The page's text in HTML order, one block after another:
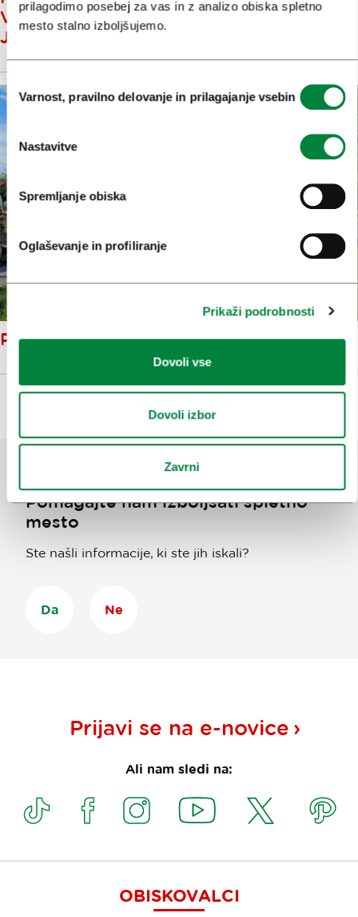
prilagodimo posebej za vas in z analizo obiska spletno
mesto stalno izboljšujemo.
soglasja
Varnost, pravilno delovanje in prilagajanje vsebin
Nastavitve
Spremljanje obiska
Oglaševanje in profiliranje
Prikaži podrobnosti
Dovoli vse
Dovoli izbor
Zavrni
VRATA ODPIRA V SREDO, 20.
JUNIJA
PRIHAJA ANA DESETNICA 2012!
Pomagajte nam izboljšati spletno
mesto
Ste našli informacije, ki ste jih iskali?
Da Ne
Prijavi se na e-novice
Ali nam sledi na:
OBISKOVALCI